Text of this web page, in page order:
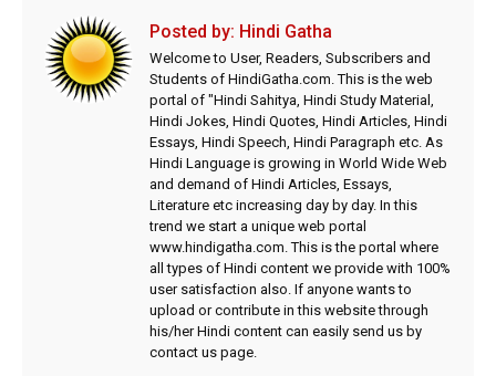
Posted by: Hindi Gatha
Welcome to User, Readers, Subscribers and
Students of HindiGatha.com. This is the web
portal of "Hindi Sahitya, Hindi Study Material,
Hindi Jokes, Hindi Quotes, Hindi Articles, Hindi
Essays, Hindi Speech, Hindi Paragraph etc. As
Hindi Language is growing in World Wide Web
and demand of Hindi Articles, Essays,
Literature etc increasing day by day. In this
trend we start a unique web portal
www.hindigatha.com. This is the portal where
all types of Hindi content we provide with 100%
user satisfaction also. If anyone wants to
upload or contribute in this website through
his/her Hindi content can easily send us by
contact us page.